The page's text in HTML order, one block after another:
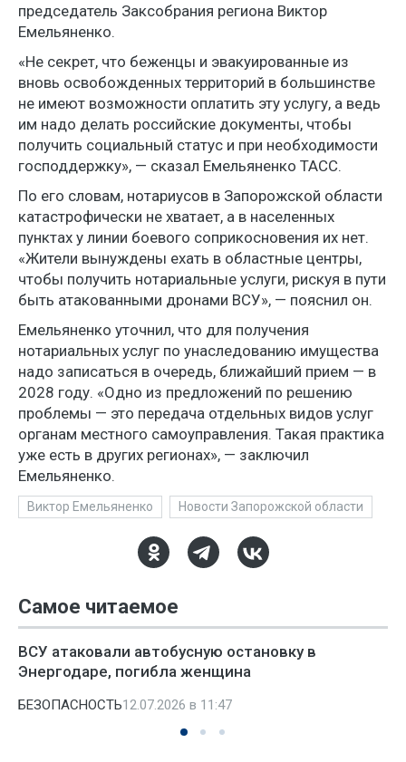
председатель Заксобрания региона Виктор
Емельяненко.
«Не секрет, что беженцы и эвакуированные из
вновь освобожденных территорий в большинстве
не имеют возможности оплатить эту услугу, а ведь
им надо делать российские документы, чтобы
получить социальный статус и при необходимости
господдержку», — сказал Емельяненко ТАСС.
По его словам, нотариусов в Запорожской области
катастрофически не хватает, а в населенных
пунктах у линии боевого соприкосновения их нет.
«Жители вынуждены ехать в областные центры,
чтобы получить нотариальные услуги, рискуя в пути
быть атакованными дронами ВСУ», — пояснил он.
Емельяненко уточнил, что для получения
нотариальных услуг по унаследованию имущества
надо записаться в очередь, ближайший прием — в
2028 году. «Одно из предложений по решению
проблемы — это передача отдельных видов услуг
органам местного самоуправления. Такая практика
уже есть в других регионах», — заключил
Емельяненко.
Виктор Емельяненко Новости Запорожской области
Самое читаемое
ВСУ атаковали автобусную остановку в
Энергодаре, погибла женщина
БЕЗОПАСНОСТЬ12.07.2026 в 11:47